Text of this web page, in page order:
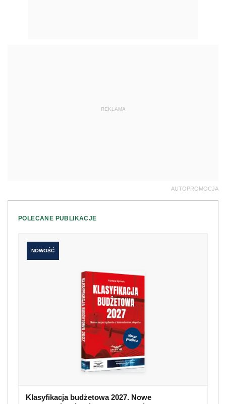
REKLAMA
AUTOPROMOCJA
POLECANE PUBLIKACJE
NOWOŚĆ
Klasyfikacja budżetowa 2027. Nowe